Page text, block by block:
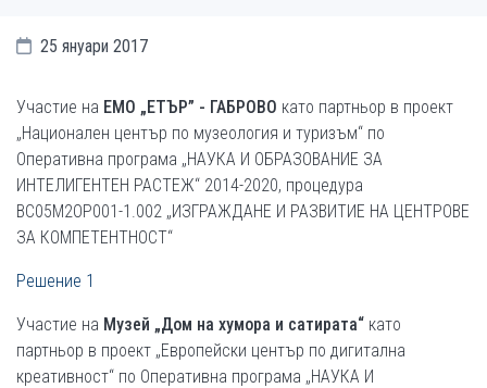
25 януари 2017
Участие на ЕМО „ЕТЪР” - ГАБРОВО като партньор в проект
„Национален център по музеология и туризъм“ по
Оперативна програма „НАУКА И ОБРАЗОВАНИЕ ЗА
ИНТЕЛИГЕНТЕН РАСТЕЖ“ 2014-2020, процедура
ВС05М2ОР001-1.002 „ИЗГРАЖДАНЕ И РАЗВИТИЕ НА ЦЕНТРОВЕ
ЗА КОМПЕТЕНТНОСТ“
Решение 1
Участие на Музей „Дом на хумора и сатирата“ като
партньор в проект „Европейски център по дигитална
креативност“ по Оперативна програма „НАУКА И